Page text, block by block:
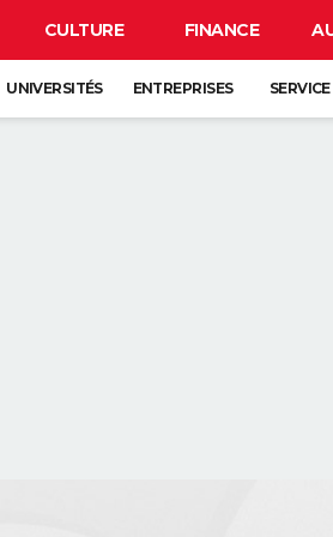
CULTURE FINANCE
UNIVERSITÉS ENTREPRISES